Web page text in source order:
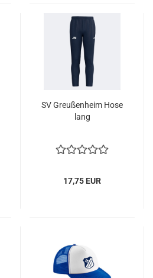
SV Greußenheim Hose
lang
17,75 EUR